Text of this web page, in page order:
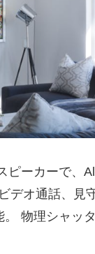
ーカーで、
デオ通話、見
物理シャッ